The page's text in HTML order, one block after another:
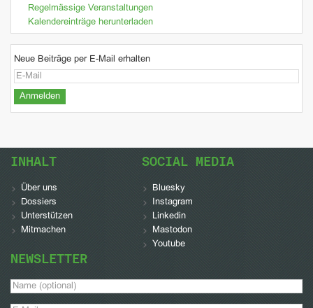
Regelmässige Veranstaltungen
Kalendereinträge herunterladen
Neue Beiträge per E-Mail erhalten
INHALT
Über uns
Dossiers
Unterstützen
Mitmachen
SOCIAL MEDIA
Bluesky
Instagram
Linkedin
Mastodon
Youtube
NEWSLETTER